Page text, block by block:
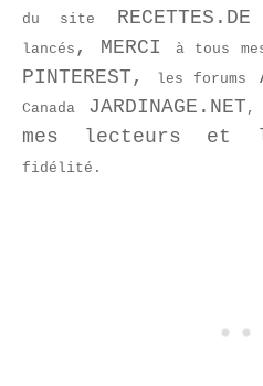
du site RECETTES.DE
lancés , MERCI à tous
PINTEREST,
les forums
Canada JARDINAGE.NET ,
mes lecteurs et
fidélité.